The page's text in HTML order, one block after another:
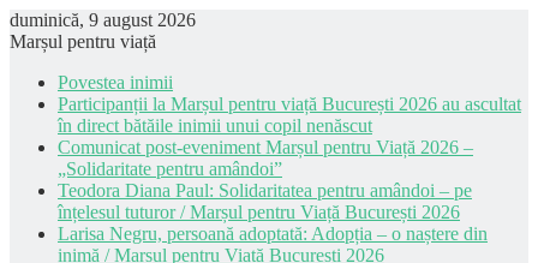
duminică, 9 august 2026
Marșul pentru viață
Povestea inimii
Participanții la Marșul pentru viață București 2026 au ascultat
în direct bătăile inimii unui copil nenăscut
Comunicat post-eveniment Marșul pentru Viață 2026 –
„Solidaritate pentru amândoi”
Teodora Diana Paul: Solidaritatea pentru amândoi – pe
înțelesul tuturor / Marșul pentru Viață București 2026
Larisa Negru, persoană adoptată: Adopția – o naștere din
inimă / Marșul pentru Viață București 2026